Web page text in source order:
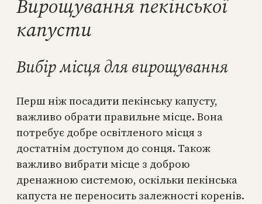
Вирощування пекінської
капусти
Вибір місця для вирощування
Перш ніж посадити пекінську капусту,
важливо обрати правильне місце. Вона
потребує добре освітленого місця з
достатнім доступом до сонця. Також
важливо вибрати місце з доброю
дренажною системою, оскільки пекінська
капуста не переносить залежності коренів.